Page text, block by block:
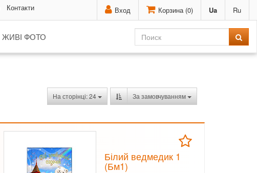
Вход Корзина (0) Ua Ru
Контакти
ЖИВІ ФОТО
На сторінці: 24 За замовчуванням
Білий ведмедик 1
(Бм1)